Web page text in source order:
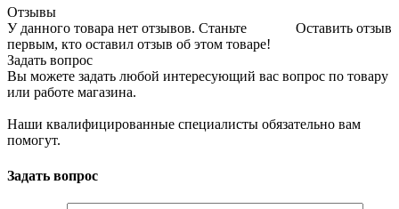
Отзывы
Оставить отзыв
У данного товара нет отзывов. Станьте
первым, кто оставил отзыв об этом товаре!
Задать вопрос
Вы можете задать любой интересующий вас вопрос по товару
или работе магазина.
Наши квалифицированные специалисты обязательно вам
помогут.
Задать вопрос